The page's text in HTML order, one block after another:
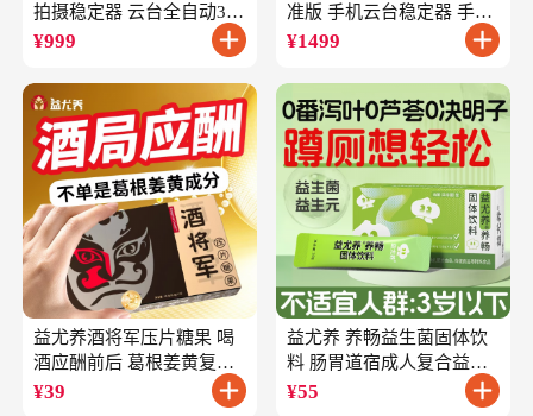
拍摄稳定器 云台全自动360
度旋转跟拍 户外直播短视
¥999
准版 手机云台稳定器 手持
云台正交三轴防抖 直播支
¥1499
益尤养酒将军压片糖果 喝
酒应酬前后 葛根姜黄复合
成分
¥39
益尤养 养畅益生菌固体饮
料 肠胃道宿成人复合益生
元
¥55